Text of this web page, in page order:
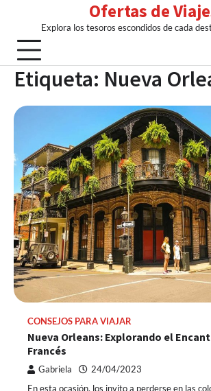
content
Ofertas de
Explora los tesoros escondidos de cada
Etiqueta: Nueva
CONSEJOS PARA VIAJAR
Nueva Orleans: Explorando el
Francés
Gabriela 24/04/2023
En esta ocasión, los invito a perderse en las